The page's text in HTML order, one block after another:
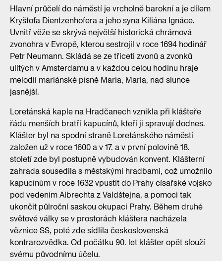
Hlavní průčelí do náměstí je vrcholně barokní a je dílem
Kryštofa Dientzenhofera a jeho syna Kiliána Ignáce.
Uvnitř věže se skrývá největší historická chrámová
zvonohra v Evropě, kterou sestrojil v roce 1694 hodinář
Petr Neumann. Skládá se ze třiceti zvonů a zvonků
ulitých v Amsterdamu a v každou celou hodinu hraje
melodii mariánské písně Maria, Maria, nad slunce
jasnější.
Loretánská kaple na Hradčanech vznikla při klášteře
řádu menších bratří kapucínů, kteří ji spravují dodnes.
Klášter byl na spodní straně Loretánského náměstí
založen už v roce 1600 a v 17. a v první polovině 18.
století zde byl postupně vybudován konvent. Klášterní
zahrada sousedila s městskými hradbami, což umožnilo
kapucínům v roce 1632 vpustit do Prahy císařské vojsko
pod vedením Albrechta z Valdštejna, a pomoci tak
ukončit půlroční saskou okupaci Prahy. Během druhé
světové války se v prostorách kláštera nacházela
věznice SS, poté zde sídlila československá
kontrarozvědka. Od počátku 90. let klášter opět slouží
svému původnímu účelu.